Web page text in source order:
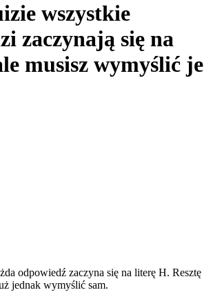
wszystkie
zaczynają się na
musisz wymyślić je
odpowiedź zaczyna się na literę H. Resztę
jednak wymyślić sam.